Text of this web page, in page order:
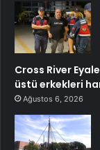
Cross River
üstü erkekleri
Ağustos 6, 2026